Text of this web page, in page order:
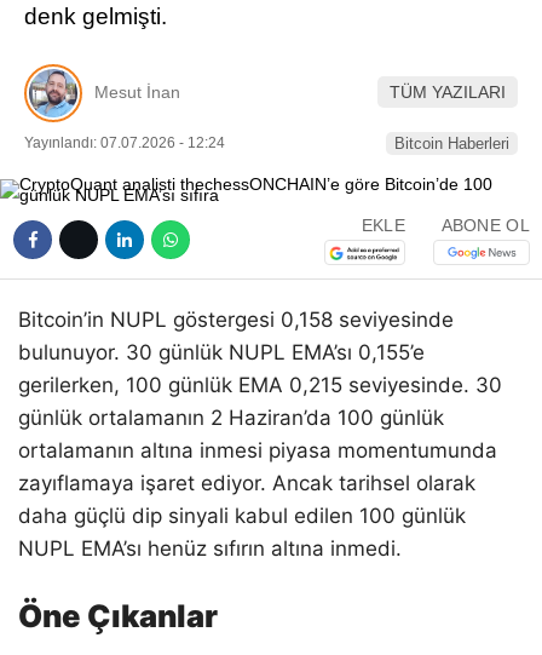
denk gelmişti.
Mesut İnan TÜM YAZILARI
Yayınlandı: 07.07.2026 - 12:24 Bitcoin Haberleri
EKLE ABONE OL
Bitcoin’in NUPL göstergesi 0,158 seviyesinde
bulunuyor. 30 günlük NUPL EMA’sı 0,155’e
gerilerken, 100 günlük EMA 0,215 seviyesinde. 30
günlük ortalamanın 2 Haziran’da 100 günlük
ortalamanın altına inmesi piyasa momentumunda
zayıflamaya işaret ediyor. Ancak tarihsel olarak
daha güçlü dip sinyali kabul edilen 100 günlük
NUPL EMA’sı henüz sıfırın altına inmedi.
Öne Çıkanlar